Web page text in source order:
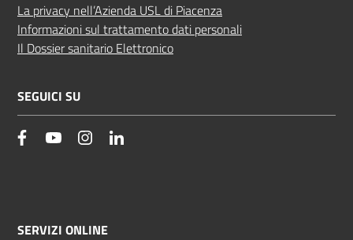
La privacy nell’Azienda USL di Piacenza
Informazioni sul trattamento dati personali
Il Dossier sanitario Elettronico
SEGUICI SU
facebookYouTube Instagram
SERVIZI ONLINE